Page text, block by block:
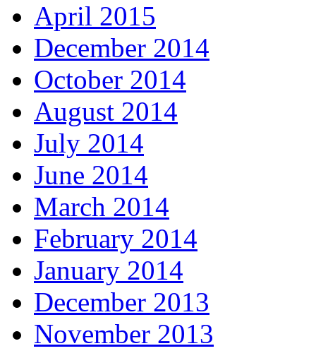
April 2015
December 2014
October 2014
August 2014
July 2014
June 2014
March 2014
February 2014
January 2014
December 2013
November 2013